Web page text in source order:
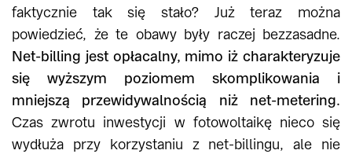
faktycznie tak się stało? Już teraz można
powiedzieć, że te obawy były raczej bezzasadne.
Net-billing jest opłacalny, mimo iż charakteryzuje
się wyższym poziomem skomplikowania i
mniejszą przewidywalnością niż net-metering.
Czas zwrotu inwestycji w fotowoltaikę nieco się
wydłuża przy korzystaniu z net-billingu, ale nie